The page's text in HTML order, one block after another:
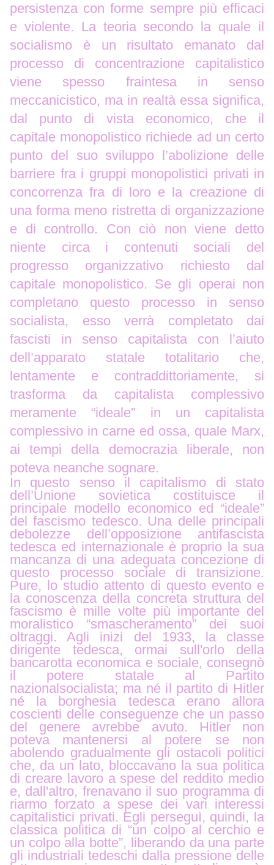
persistenza con forme sempre più efficaci
e violente. La teoria secondo la quale il
socialismo è un risultato emanato dal
processo di concentrazione capitalistico
viene spesso fraintesa in senso
meccanicistico, ma in realtà essa significa,
dal punto di vista economico, che il
capitale monopolistico richiede ad un certo
punto del suo sviluppo l’abolizione delle
barriere fra i gruppi monopolistici privati in
concorrenza fra di loro e la creazione di
una forma meno ristretta di organizzazione
e di controllo. Con ciò non viene detto
niente circa i contenuti sociali del
progresso organizzativo richiesto dal
capitale monopolistico. Se gli operai non
completano questo processo in senso
socialista, esso verrà completato dai
fascisti in senso capitalista con l’aiuto
dell’apparato statale totalitario che,
lentamente e contraddittoriamente, si
trasforma da capitalista complessivo
meramente “ideale” in un capitalista
complessivo in carne ed ossa, quale Marx,
ai tempi della democrazia liberale, non
poteva neanche sognare.
In questo senso il capitalismo di stato
dell’Unione sovietica costituisce il
principale modello economico ed “ideale”
del fascismo tedesco. Una delle principali
debolezze dell’opposizione antifascista
tedesca ed internazionale è proprio la sua
mancanza di una adeguata concezione di
questo processo sociale di transizione.
Pure, lo studio attento di questo evento e
la conoscenza della concreta struttura del
fascismo è mille volte più importante del
moralistico “smascheramento” dei suoi
oltraggi.
Agli inizi del 1933, la classe
dirigente tedesca, ormai sull'orlo della
bancarotta economica e sociale, consegnò
il potere statale al Partito
nazionalsocialista; ma né il partito di Hitler
né la borghesia tedesca erano allora
coscienti delle conseguenze che un passo
del genere avrebbe avuto. Hitler non
poteva mantenersi al potere se non
abolendo gradualmente gli ostacoli politici
che, da un lato, bloccavano la sua politica
di creare lavoro a spese del reddito medio
e, dall'altro, frenavano il suo programma di
riarmo forzato a spese dei vari interessi
capitalistici privati. Egli perseguì, quindi, la
classica politica di “un colpo al cerchio e
un colpo alla botte”, liberando da una parte
gli industriali tedeschi dalla pressione delle